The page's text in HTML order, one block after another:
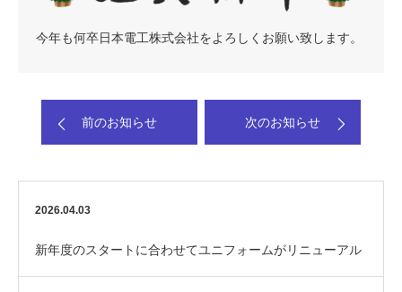
今年も何卒日本電工株式会社をよろしくお願い致します。
前のお知らせ 次のお知らせ
2026.04.03
新年度のスタートに合わせてユニフォームがリニューアル